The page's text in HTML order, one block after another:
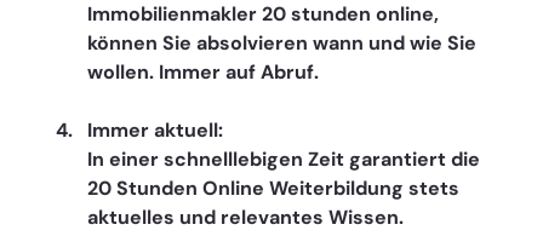
Immobilienmakler 20 stunden online,
können Sie absolvieren wann und wie Sie
wollen. Immer auf Abruf.
Immer aktuell:
In einer schnelllebigen Zeit garantiert die
20 Stunden Online Weiterbildung stets
aktuelles und relevantes Wissen.